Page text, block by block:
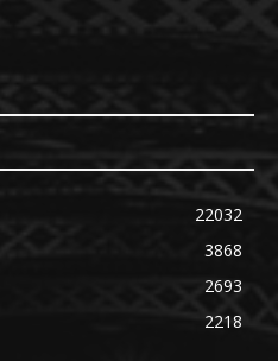
22032
3868
2693
2218